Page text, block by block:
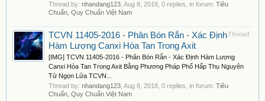
Thread by: nhandang123 Aug 8, 2018 , 0 replies, in forum: Tiêu
Chuẩn, Quy Chuẩn Việt Nam
Thread
TCVN 11405-2016 - Phân Bón Rắn - Xác Định
Hàm Lượng Canxi Hòa Tan Trong Axit
[IMG] TCVN 11405-2016 - Phân Bón Rắn - Xác Định Hàm Lượng
Canxi Hòa Tan Trong Axit Bằng Phương Pháp Phổ Hấp Thụ Nguyên
Tử Ngọn Lửa TCVN...
Thread by: nhandang123 Aug 8, 2018 , 0 replies, in forum: Tiêu
Chuẩn, Quy Chuẩn Việt Nam